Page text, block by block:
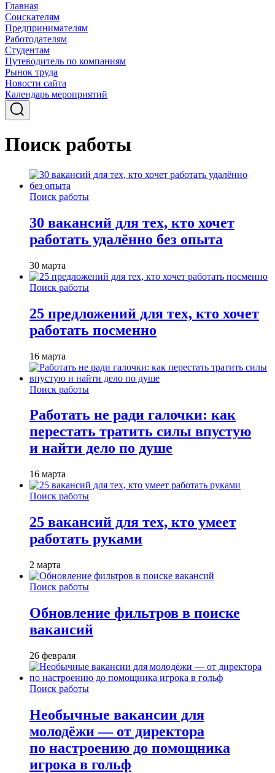
Главная
Соискателям
Предпринимателям
Работодателям
Студентам
Путеводитель по компаниям
Рынок труда
Новости сайта
Календарь мероприятий
Поиск работы
Поиск работы
30 вакансий для тех, кто хочет
работать удалённо без опыта
30 марта
Поиск работы
25 предложений для тех, кто хочет
работать посменно
16 марта
Поиск работы
Работать не ради галочки: как
перестать тратить силы впустую
и найти дело по душе
16 марта
Поиск работы
25 вакансий для тех, кто умеет
работать руками
2 марта
Поиск работы
Обновление фильтров в поиске
вакансий
26 февраля
Поиск работы
Необычные вакансии для
молодёжи — от директора
по настроению до помощника
игрока в гольф